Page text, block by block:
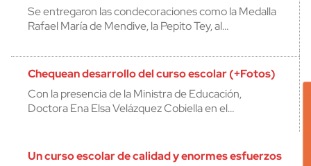
Se entregaron las condecoraciones como la Medalla
Rafael María de Mendive, la Pepito Tey, al…
Chequean desarrollo del curso escolar (+Fotos)
Con la presencia de la Ministra de Educación,
Doctora Ena Elsa Velázquez Cobiella en el…
Un curso escolar de calidad y enormes esfuerzos